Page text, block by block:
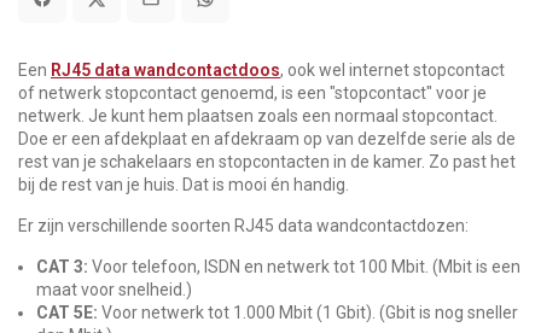
Een RJ45 data wandcontactdoos, ook wel internet stopcontact
of netwerk stopcontact genoemd, is een "stopcontact" voor je
netwerk. Je kunt hem plaatsen zoals een normaal stopcontact.
Doe er een afdekplaat en afdekraam op van dezelfde serie als de
rest van je schakelaars en stopcontacten in de kamer. Zo past het
bij de rest van je huis. Dat is mooi én handig.
Er zijn verschillende soorten RJ45 data wandcontactdozen:
CAT 3: Voor telefoon, ISDN en netwerk tot 100 Mbit. (Mbit is een
maat voor snelheid.)
CAT 5E: Voor netwerk tot 1.000 Mbit (1 Gbit). (Gbit is nog sneller